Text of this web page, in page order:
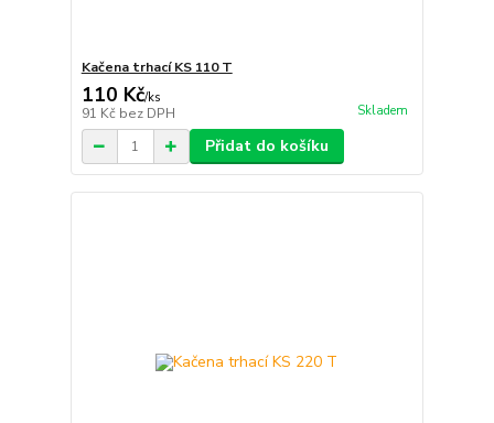
Kačena trhací KS 110 T
110 Kč/ks
91 Kč bez DPH Skladem
Přidat do košíku